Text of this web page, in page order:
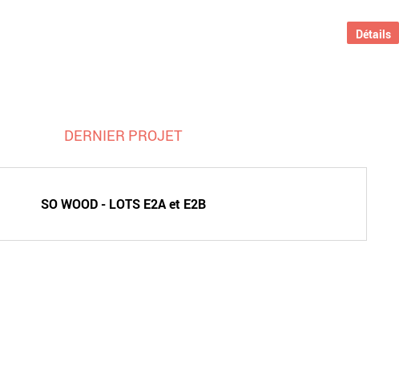
DERNIER PROJET
SO WOOD - LOTS E2A et E2B
Détails